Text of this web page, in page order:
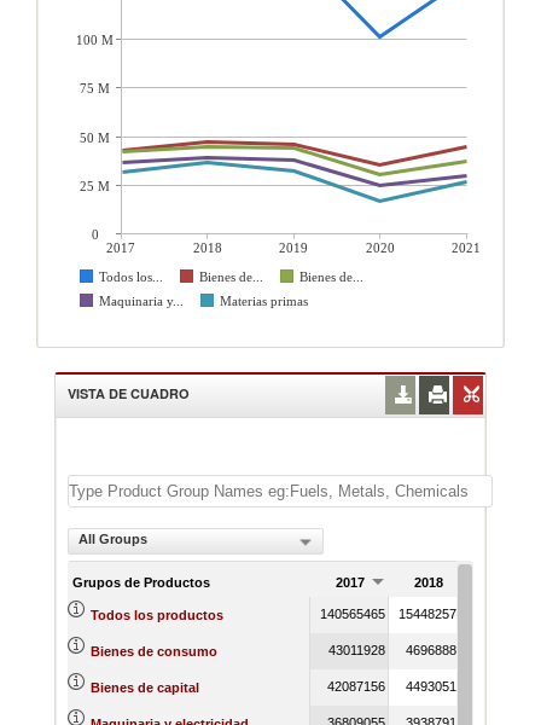
2017 2018 2019 2020
2021
Todos los...
Bienes de...
Bienes de...
Maquinaria y...
Materias primas
100 M
75 M
50 M
25 M
0
VISTA DE CUADRO
All Groups
Grupos de Productos 2017 2018
Todos los productos 140565465 154482576
Bienes de consumo 43011928 46968889
Bienes de capital 42087156 44930514
36809055 39387919